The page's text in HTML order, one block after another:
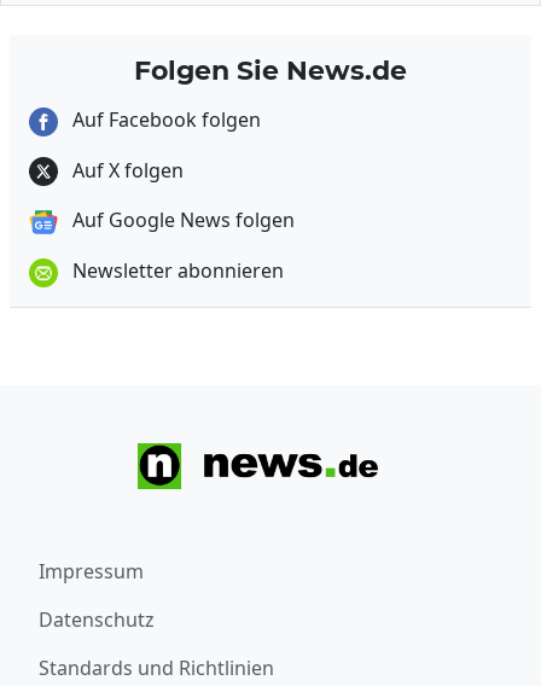
Folgen Sie News.de
Auf Facebook folgen
Auf X folgen
Auf Google News folgen
Newsletter abonnieren
Impressum
Datenschutz
Standards und Richtlinien